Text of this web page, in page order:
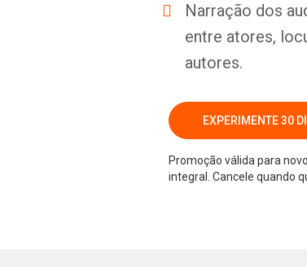
Narração dos
entre atores,
autores.
EXPERIMENTE 30
Promoção válida para
integral. Cancele quando